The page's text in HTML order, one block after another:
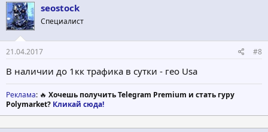
seostock
Специалист
21.04.2017 #8
В наличии до 1кк трафика в сутки - гео Usa
Реклама: 🔥 Хочешь получить Telegram Premium и стать гуру
Polymarket? Кликай сюда!